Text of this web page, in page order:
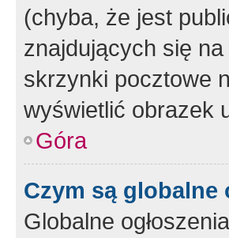
(chyba, że jest
znajdujących się
skrzynki pocztowe
wyświetlić obrazek
Góra
Czym są globalne
Globalne